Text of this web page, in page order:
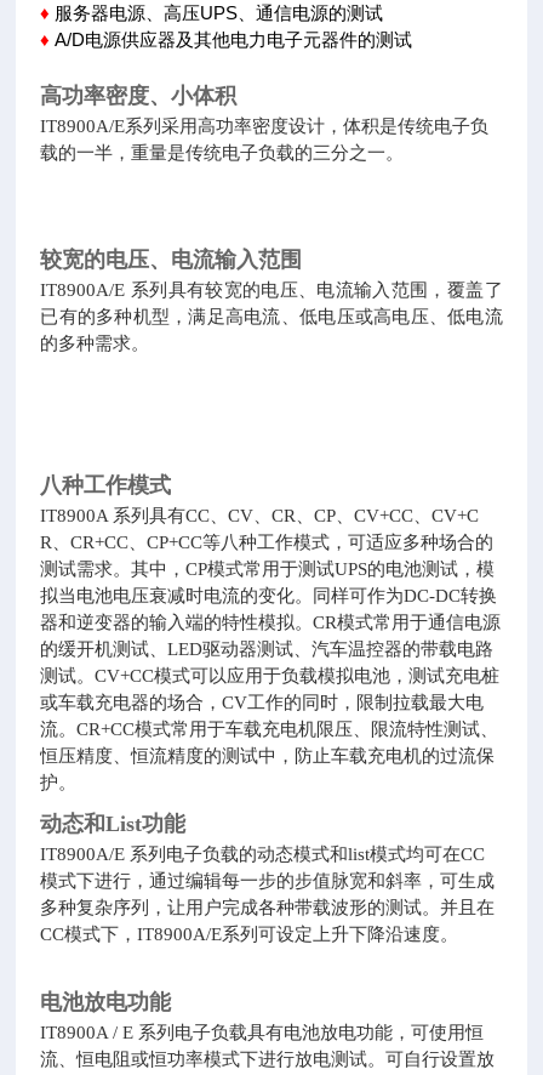
♦ 服务器电源、高压UPS、通信电源的测试
♦ A/D电源供应器及其他电力电子元器件的测试
高功率密度、小体积
IT8900A/E系列采用高功率密度设计，体积是传统电子负
载的一半，重量是传统电子负载的三分之一。
较宽的电压、电流输入范围
IT8900A/E 系列具有较宽的电压、电流输入范围，覆盖了
已有的多种机型，满足高电流、低电压或高电压、低电流
的多种需求。
八种工作模式
IT8900A 系列具有CC、CV、CR、CP、CV+CC、CV+C
R、CR+CC、CP+CC等八种工作模式，可适应多种场合的
测试需求。其中，CP模式常用于测试UPS的电池测试，模
拟当电池电压衰减时电流的变化。同样可作为DC-DC转换
器和逆变器的输入端的特性模拟。CR模式常用于通信电源
的缓开机测试、LED驱动器测试、汽车温控器的带载电路
测试。CV+CC模式可以应用于负载模拟电池，测试充电桩
或车载充电器的场合，CV工作的同时，限制拉载最大电
流。CR+CC模式常用于车载充电机限压、限流特性测试、
恒压精度、恒流精度的测试中，防止车载充电机的过流保
护。
动态和List功能
IT8900A/E 系列电子负载的动态模式和list模式均可在CC
模式下进行，通过编辑每一步的步值脉宽和斜率，可生成
多种复杂序列，让用户完成各种带载波形的测试。并且在
CC模式下，IT8900A/E系列可设定上升下降沿速度。
电池放电功能
IT8900A / E 系列电子负载具有电池放电功能，可使用恒
流、恒电阻或恒功率模式下进行放电测试。可自行设置放